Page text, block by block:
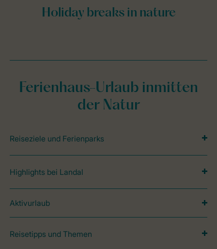
Ferienhaus-Urlaub inmitten
der Natur
Reiseziele und Ferienparks
Highlights bei Landal
Aktivurlaub
Reisetipps und Themen